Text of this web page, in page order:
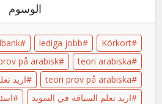
الوسوم
Körkort
lediga jobb
teori arabiska
på arabisk
teori prov på arabiska
اريد
اريد تعلم السياقة في السويد